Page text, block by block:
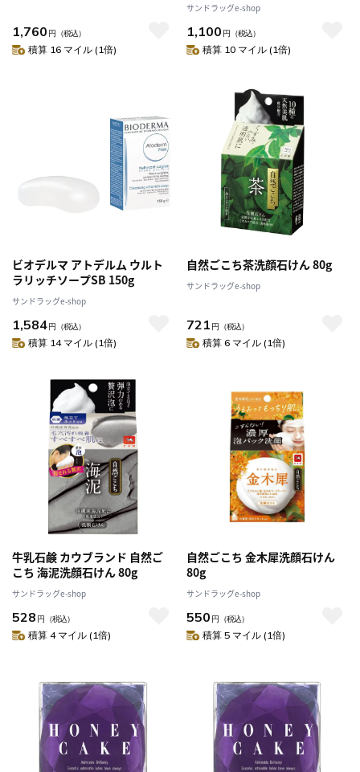
1,760 円 （税込）
積算 16 マイル (1倍)
サンドラッグe-shop
1,100 円 （税込）
積算 10 マイル (1倍)
ビオデルマ アトデルム ウルト
ラリッチソープSB 150g
サンドラッグe-shop
1,584円 （税込）
積算 14 マイル (1倍)
自然ごこち茶洗顔石けん 80g
サンドラッグe-shop
721 円 （税込）
積算 6 マイル (1倍)
牛乳石鹸 カウブランド 自然ご
こち 海泥洗顔石けん 80g
サンドラッグe-shop
528 円 （税込）
積算 4 マイル (1倍)
自然ごこち 金木犀洗顔石けん
80g
サンドラッグe-shop
550 円 （税込）
積算 5 マイル (1倍)